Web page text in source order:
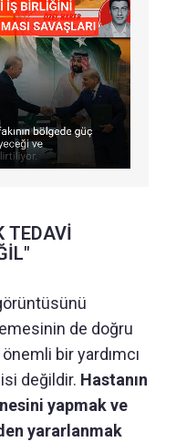
TEDAVİ
de doğru
bir yardımcı
değildir. Hastanın
yapmak ve
yararlanmak